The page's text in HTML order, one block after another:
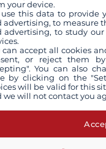
de la région des
trouvent dans le
du Salento,
la Baia dei
deslacs
importants
tradition, les
ont
your device.
use this data to provide
advertising, to measure
advertising, to study
can accept all cookies
or reject them
You can also
by clicking on the
will be valid for this
we will not contact you